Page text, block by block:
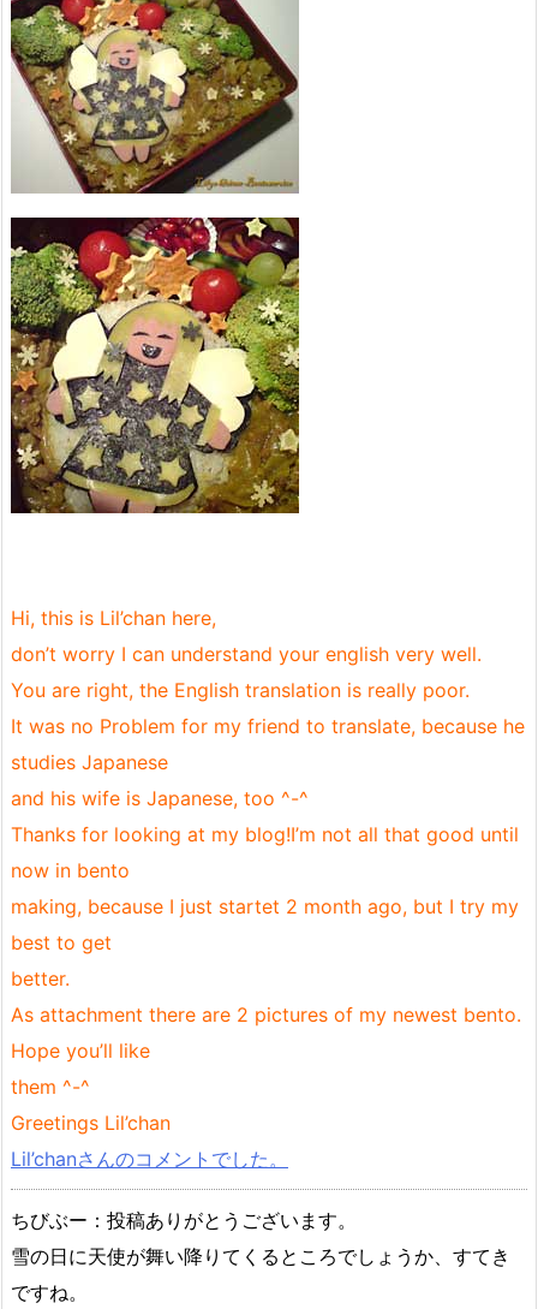
Hi, this is Lil’chan here,
don’t worry I can understand your english very well.
You are right, the English translation is really poor.
It was no Problem for my friend to translate, because he
studies Japanese
and his wife is Japanese, too ^-^
Thanks for looking at my blog!I’m not all that good until
now in bento
making, because I just startet 2 month ago, but I try my
best to get
better.
As attachment there are 2 pictures of my newest bento.
Hope you’ll like
them ^-^
Greetings Lil’chan
Lil’chanさんのコメントでした。
ちびぶー：投稿ありがとうございます。
雪の日に天使が舞い降りてくるところでしょうか、すてき
ですね。